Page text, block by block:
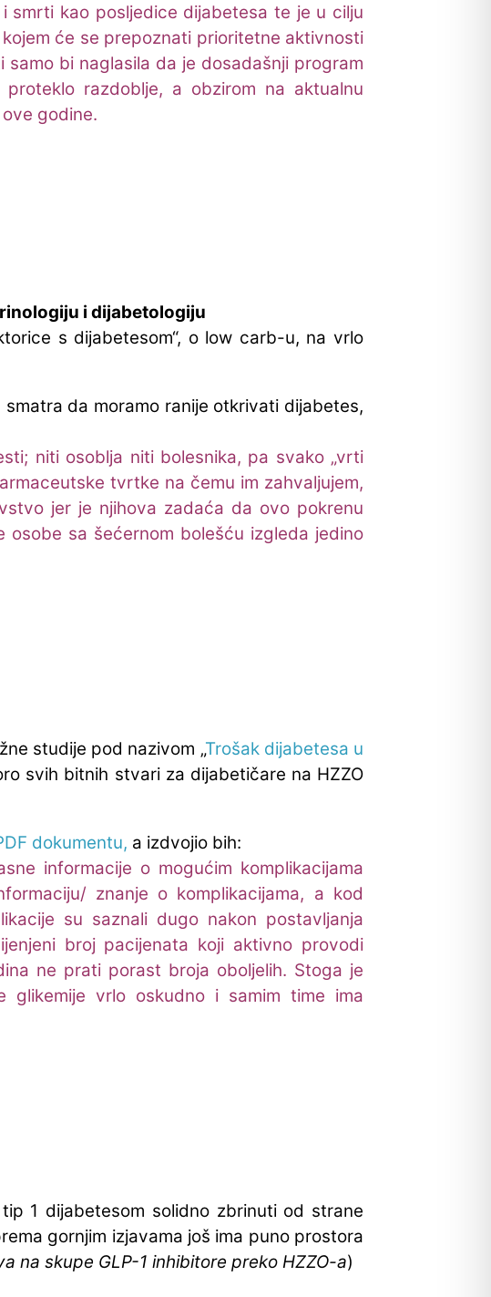
smrti kao posljedice dijabetesa te je u cilju
će se prepoznati prioritetne aktivnosti
bi naglasila da je dosadašnji program
razdoblje, a obzirom na aktualnu
godine.
i dijabetologiju
s dijabetesom“, o low carb-u, na vrlo
smatra da moramo ranije otkrivati dijabetes,
niti osoblja niti bolesnika, pa svako „vrti
tvrtke na čemu im zahvaljujem,
jer je njihova zadaća da ovo pokrenu
sa šećernom bolešću izgleda jedino
studije pod nazivom „Trošak dijabetesa u
svih bitnih stvari za dijabetičare na HZZO
dokumentu, a izdvojio bih:
informacije o mogućim komplikacijama
znanje o komplikacijama, a kod
su saznali dugo nakon postavljanja
broj pacijenata koji aktivno provodi
ne prati porast broja oboljelih. Stoga je
glikemije vrlo oskudno i samim time ima
1 dijabetesom solidno zbrinuti od strane
gornjim izjavama još ima puno prostora
na skupe GLP-1 inhibitore preko HZZO-a)